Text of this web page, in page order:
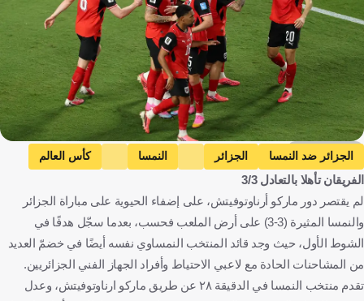
Getty Images
الجزائر ضد النمسا الجزائر النمسا
كأس العالم
إسبانيا ضد النمسا
إسبانيا
النمسا
الولايات المتحدة إسبانيا كرة قدم
الفريقان تأهلا بالتعادل 3/3
لم يقتصر دور ماركو أرناوتوفيتش، على إضفاء الحيوية على مباراة الجزائر
والنمسا المثيرة (3-3) على أرض الملعب فحسب، بعدما سجّل هدفًا في
الشوط الأول، حيث وجد قائد المنتخب النمساوي نفسه أيضًا في خضمّ العديد
من المشاحنات الحادة مع لاعبي الاحتياط وأفراد الجهاز الفني الجزائريين.
تقدم منتخب النمسا في الدقيقة ٢٨ عن طريق ماركو ارناوتوفيتش، وعدل